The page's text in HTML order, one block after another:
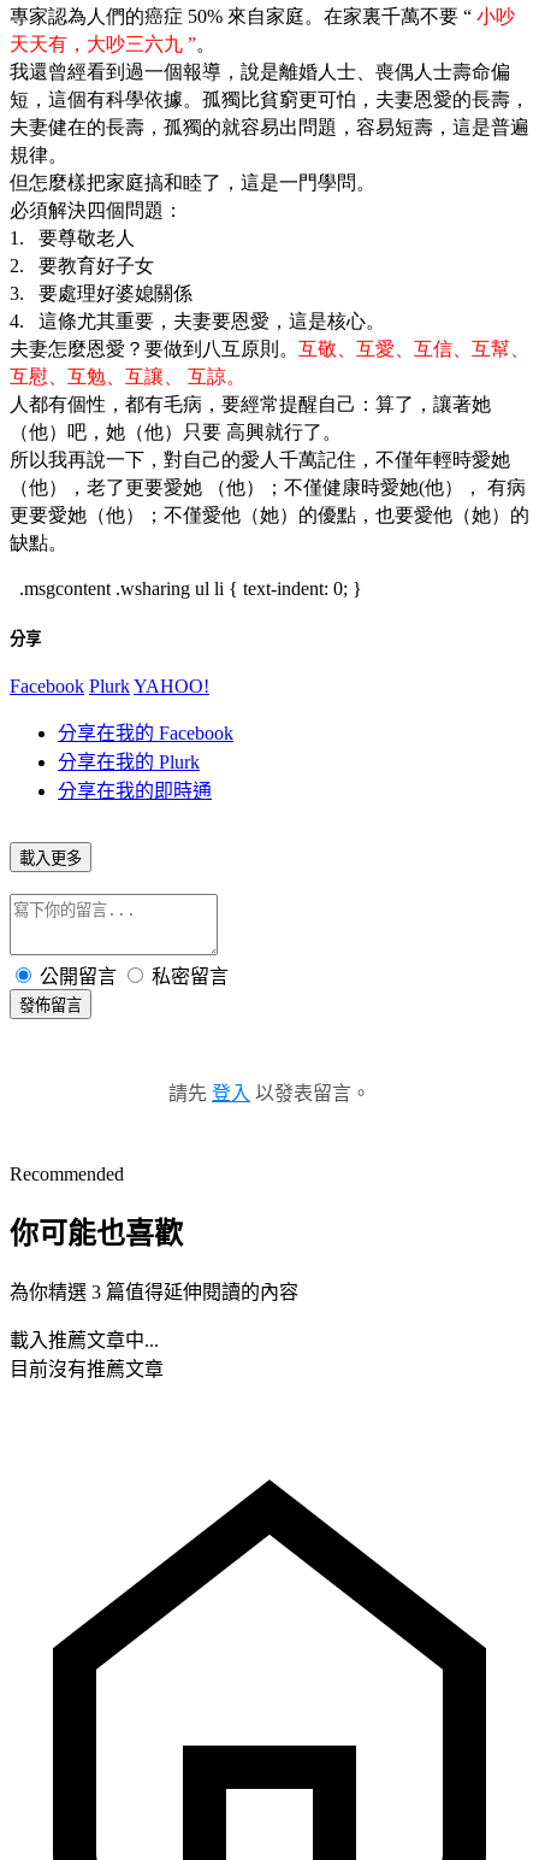
專家認為人們的癌症 50% 來自家庭。在家裏千萬不要 “ 小吵
天天有，大吵三六九 ”。
我還曾經看到過一個報導，說是離婚人士、喪偶人士壽命偏
短，這個有科學依據。孤獨比貧窮更可怕，夫妻恩愛的長壽，
夫妻健在的長壽，孤獨的就容易出問題，容易短壽，這是普遍
規律。
但怎麼樣把家庭搞和睦了，這是一門學問。
必須解決四個問題：
1. 要尊敬老人
2. 要教育好子女
3. 要處理好婆媳關係
4.
這條尤其重要，夫妻要恩愛，這是核心。
夫妻怎麼恩愛？要做到八互原則。 互敬、互愛、互信、互幫、
互慰、互勉、互讓、
互諒。
人都有個性，都有毛病，要經常提醒自己：算了，讓著她
（他）吧，她（他）只要高興就行了。
所以我再說一下，對自己的愛人千萬記住，不僅年輕時愛她
（他），老了更要愛她
（他）；不僅健康時愛她(他）， 有病
更要愛她（他）；不僅愛他（她）的優點，也要愛他（她）的
缺點。
.msgcontent .wsharing ul li { text-indent: 0; }
分享
Facebook PlurkYAHOO!
分享在我的 Facebook
分享在我的 Plurk
分享在我的即時通
載入更多
公開留言 私密留言
發佈留言
請先 登入 以發表留言。
Recommended
你可能也喜歡
為你精選 3 篇值得延伸閱讀的內容
載入推薦文章中...
目前沒有推薦文章